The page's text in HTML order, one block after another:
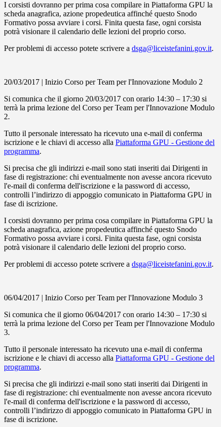
I corsisti dovranno per prima cosa compilare in Piattaforma GPU la
scheda anagrafica, azione propedeutica affinché questo Snodo
Formativo possa avviare i corsi. Finita questa fase, ogni corsista
potrà visionare il calendario delle lezioni del proprio corso.
Per problemi di accesso potete scrivere a dsga@liceistefanini.gov.it.
20/03/2017 | Inizio Corso per Team per l'Innovazione Modulo 2
Si comunica che il giorno 20/03/2017 con orario 14:30 – 17:30 si
terrà la prima lezione del Corso per Team per l'Innovazione Modulo
2.
Tutto il personale interessato ha ricevuto una e-mail di conferma
iscrizione e le chiavi di accesso alla Piattaforma GPU - Gestione del
programma.
Si precisa che gli indirizzi e-mail sono stati inseriti dai Dirigenti in
fase di registrazione: chi eventualmente non avesse ancora ricevuto
l'e-mail di conferma dell'iscrizione e la password di accesso,
controlli l’indirizzo di appoggio comunicato in Piattaforma GPU in
fase di iscrizione.
I corsisti dovranno per prima cosa compilare in Piattaforma GPU la
scheda anagrafica, azione propedeutica affinché questo Snodo
Formativo possa avviare i corsi. Finita questa fase, ogni corsista
potrà visionare il calendario delle lezioni del proprio corso.
Per problemi di accesso potete scrivere a dsga@liceistefanini.gov.it.
06/04/2017 | Inizio Corso per Team per l'Innovazione Modulo 3
Si comunica che il giorno 06/04/2017 con orario 14:30 – 17:30 si
terrà la prima lezione del Corso per Team per l'Innovazione Modulo
3.
Tutto il personale interessato ha ricevuto una e-mail di conferma
iscrizione e le chiavi di accesso alla Piattaforma GPU - Gestione del
programma.
Si precisa che gli indirizzi e-mail sono stati inseriti dai Dirigenti in
fase di registrazione: chi eventualmente non avesse ancora ricevuto
l'e-mail di conferma dell'iscrizione e la password di accesso,
controlli l’indirizzo di appoggio comunicato in Piattaforma GPU in
fase di iscrizione.